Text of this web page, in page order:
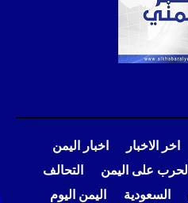
اخر الاخبار
اخبار اليمن
الحرب على اليمن
التحالف
السعودية اليمن اليوم